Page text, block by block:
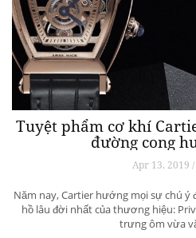
Tuyệt phẩm cơ khí
đường cong
Apr 13, 2019 /
Năm nay, Cartier hướng mọi sự chú
hồ lâu đời nhất của thương hiệu:
trưng ôm vừa